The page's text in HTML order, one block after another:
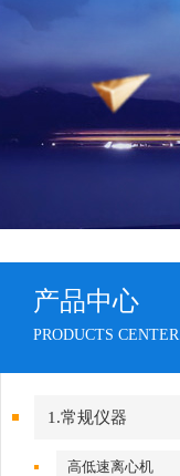
产品中心
PRODUCTS CENTER
1.常规仪器
高低速离心机